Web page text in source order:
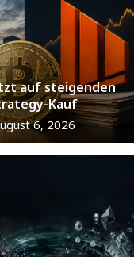
auf steigenden
Kauf
6, 2026